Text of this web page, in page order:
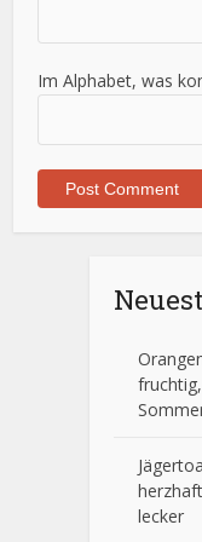
Im Alphabet, was
lecker